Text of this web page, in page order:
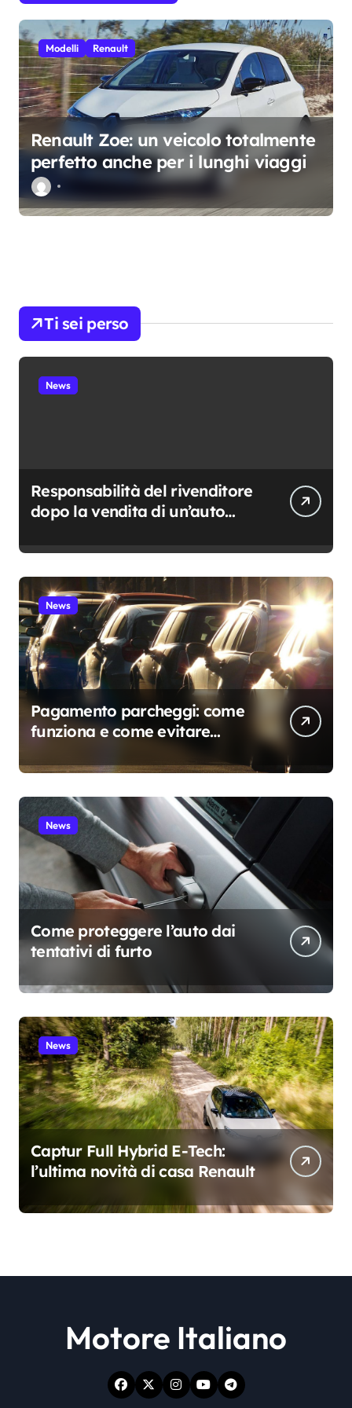
e
a
r
t
i
c
l
Modelli Renault
Renault Zoe: un veicolo totalmente
perfetto anche per i lunghi viaggi
Ti sei perso
News
Responsabilità del rivenditore
dopo la vendita di un’auto
suo carico
News
Pagamento parcheggi: come
funziona e come evitare
News
Come proteggere l’auto dai
tentativi di furto
News
Captur Full Hybrid E-Tech:
l’ultima novità di casa Renault
Motore Italiano